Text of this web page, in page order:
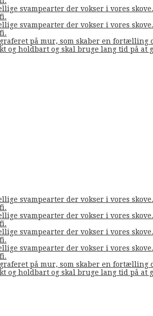
svampearter der vokser i vores
svampearter der vokser i vores
på mur, som skaber en fortælling
holdbart og skal bruge lang tid på at
svampearter der vokser i vores
svampearter der vokser i vores
svampearter der vokser i vores
svampearter der vokser i vores
på mur, som skaber en fortælling
holdbart og skal bruge lang tid på at